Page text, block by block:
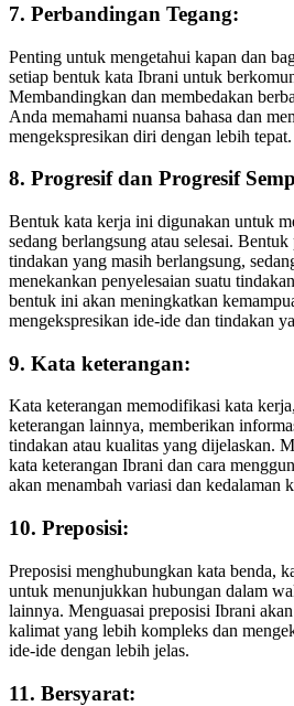
7. Perbandingan Tegang:
Penting untuk mengetahui kapan dan
setiap bentuk kata Ibrani untuk
Membandingkan dan membedakan
Anda memahami nuansa bahasa dan
mengekspresikan diri dengan lebih tepat.
8. Progresif dan Progresif
Bentuk kata kerja ini digunakan untuk
sedang berlangsung atau selesai.
tindakan yang masih berlangsung,
menekankan penyelesaian suatu
bentuk ini akan meningkatkan
mengekspresikan ide-ide dan tindakan
9. Kata keterangan:
Kata keterangan memodifikasi kata
keterangan lainnya, memberikan
tindakan atau kualitas yang dijelaskan.
kata keterangan Ibrani dan cara
akan menambah variasi dan kedalaman
10. Preposisi:
Preposisi menghubungkan kata benda,
untuk menunjukkan hubungan dalam
lainnya. Menguasai preposisi Ibrani
kalimat yang lebih kompleks dan
ide-ide dengan lebih jelas.
11. Bersyarat: